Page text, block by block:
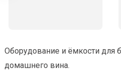
Оборудование и ёмкости для
домашнего вина.